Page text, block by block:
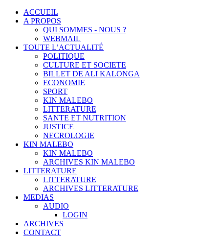
ACCUEIL
A PROPOS
QUI SOMMES - NOUS ?
WEBMAIL
TOUTE L’ACTUALITÉ
POLITIQUE
CULTURE ET SOCIETE
BILLET DE ALI KALONGA
ECONOMIE
SPORT
KIN MALEBO
LITTERATURE
SANTE ET NUTRITION
JUSTICE
NECROLOGIE
KIN MALEBO
KIN MALEBO
ARCHIVES KIN MALEBO
LITTERATURE
LITTERATURE
ARCHIVES LITTERATURE
MEDIAS
AUDIO
LOGIN
ARCHIVES
CONTACT